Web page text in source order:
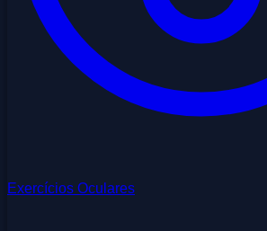
Exercícios Oculares